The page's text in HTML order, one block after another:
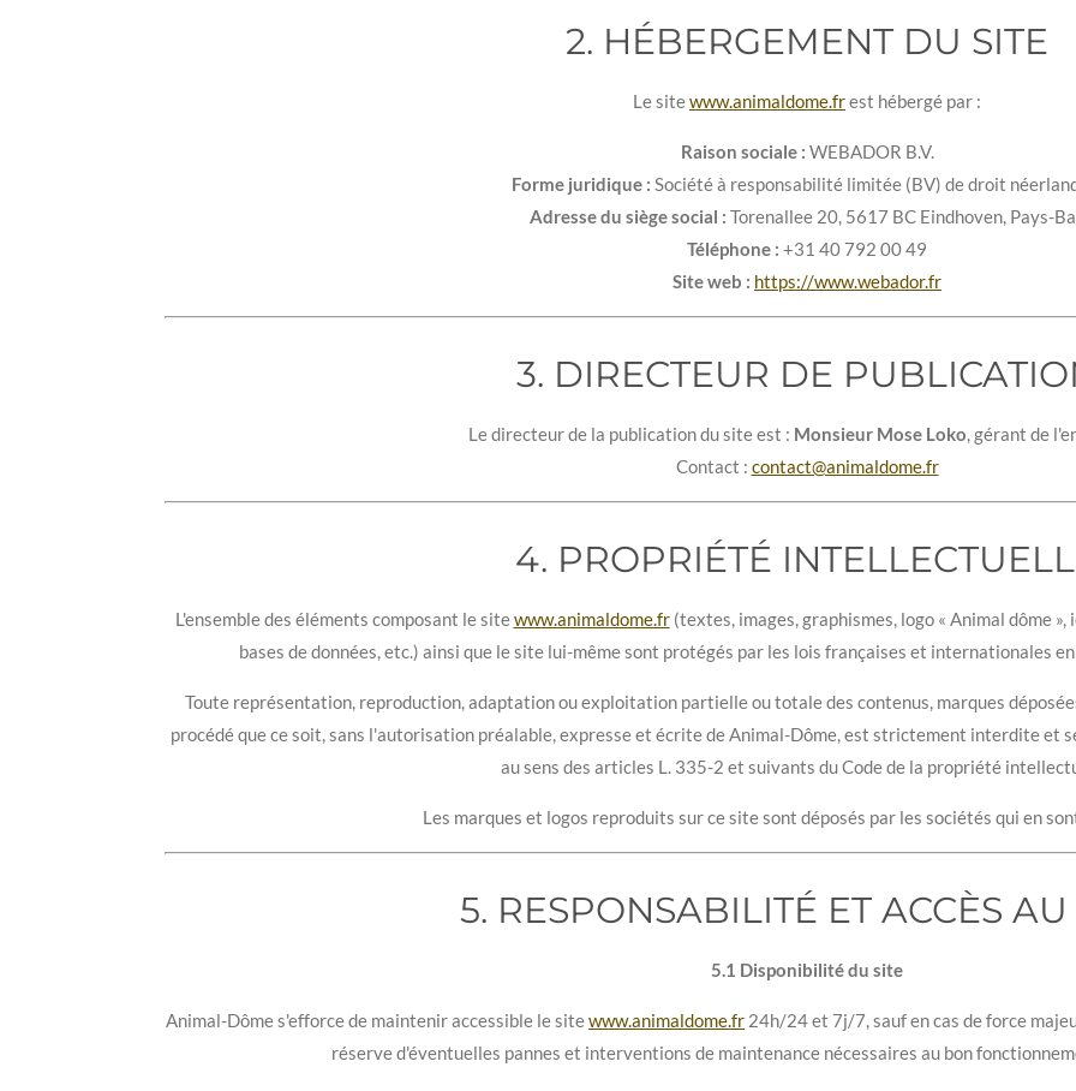
2. HÉBERGEMENT DU SITE
Le sitewww.animaldome.frest hébergé par :
Raison sociale : WEBADOR B.V.
Forme juridique : Société à responsabilité limitée (BV) de droit
Adresse du siège social : Torenallee 20, 5617 BC Eindhoven, Pays-
Téléphone : +31 40 792 00 49
Site web : https://www.webador.fr
3. DIRECTEUR DE
Le directeur de la publication du site est : Monsieur Mose Loko, gérant de
Contact : contact@animaldome.fr
4. PROPRIÉTÉ
L'ensemble des éléments composant le sitewww.animaldome.fr(textes, images, graphismes, logo « Animal dôme
bases de données, etc.) ainsi que le site lui-même sont protégés par les lois françaises et internationales
Toute représentation, reproduction, adaptation ou exploitation partielle ou totale des contenus, marques
procédé que ce soit, sans l'autorisation préalable, expresse et écrite de Animal-Dôme, est strictement interdite et
au sens des articles L. 335-2 et suivants du Code de la propriété
Les marques et logos reproduits sur ce site sont déposés par les sociétés qui en
5. RESPONSABILITÉ ET ACCÈS AU
5.1 Disponibilité du site
Animal-Dôme s'efforce de maintenir accessible le sitewww.animaldome.fr 24h/24 et 7j/7, sauf en cas de force
réserve d'éventuelles pannes et interventions de maintenance nécessaires au bon